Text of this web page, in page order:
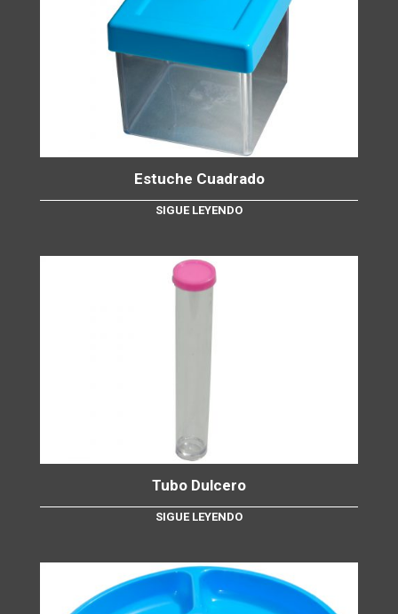
Estuche Cuadrado
SIGUE LEYENDO
Tubo Dulcero
SIGUE LEYENDO